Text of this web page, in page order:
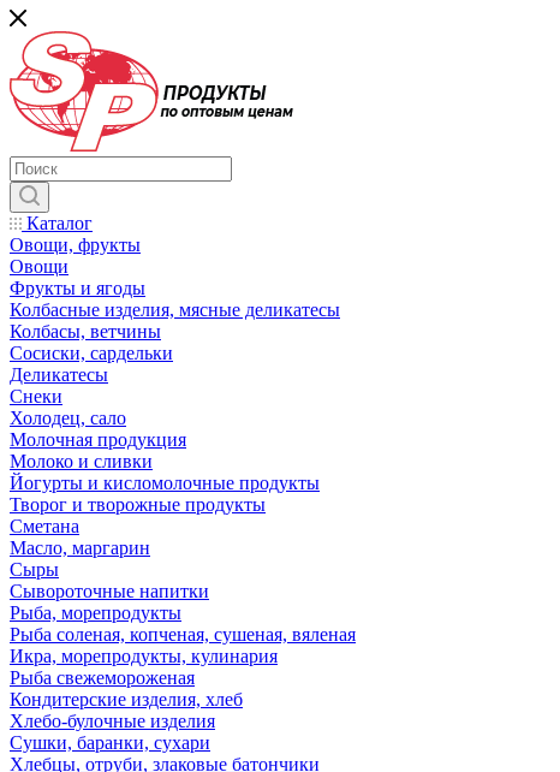
Каталог
Овощи, фрукты
Овощи
Фрукты и ягоды
Колбасные изделия, мясные деликатесы
Колбасы, ветчины
Сосиски, сардельки
Деликатесы
Снеки
Холодец, сало
Молочная продукция
Молоко и сливки
Йогурты и кисломолочные продукты
Творог и творожные продукты
Сметана
Масло, маргарин
Сыры
Сывороточные напитки
Рыба, морепродукты
Рыба соленая, копченая, сушеная, вяленая
Икра, морепродукты, кулинария
Рыба свежемороженая
Кондитерские изделия, хлеб
Хлебо-булочные изделия
Сушки, баранки, сухари
Хлебцы, отруби, злаковые батончики